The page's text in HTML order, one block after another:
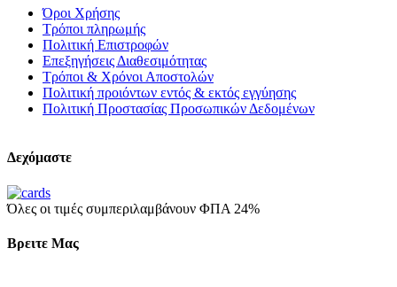
Όροι Χρήσης
Τρόποι πληρωμής
Πολιτική Επιστροφών
Επεξηγήσεις Διαθεσιμότητας
Τρόποι & Χρόνοι Αποστολών
Πολιτική προιόντων εντός & εκτός εγγύησης
Πολιτική Προστασίας Προσωπικών Δεδομένων
Δεχόμαστε
Όλες οι τιμές συμπεριλαμβάνουν ΦΠΑ 24%
Βρειτε Μας